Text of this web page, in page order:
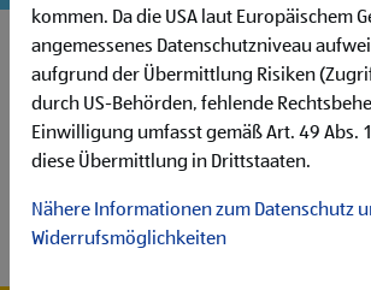
kommen. Da die USA laut Europäischem
angemessenes Datenschutzniveau
aufgrund der Übermittlung Risiken
durch US-Behörden, fehlende
Einwilligung umfasst gemäß Art. 49 Abs. 1
diese Übermittlung in Drittstaaten.
Nähere Informationen zum Datenschutz
Widerrufsmöglichkeiten